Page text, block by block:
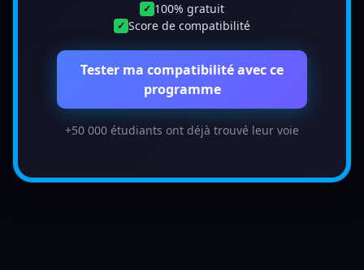
✓ 100% gratuit
✓ Score de compatibilité
Tester ma compatibilité avec ce
programme
+50 000 étudiants ont déjà trouvé leur voie